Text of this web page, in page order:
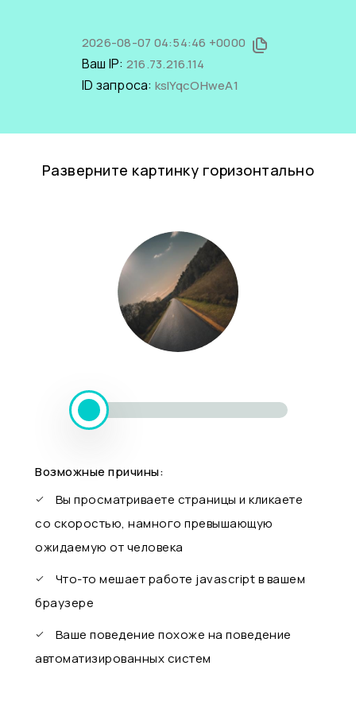
2026-08-07 04:54:46 +0000
Ваш IP: 216.73.216.114
ID запроса: ksIYqcOHweA1
Разверните картинку горизонтально
Возможные причины:
Вы просматриваете страницы и кликаете
со скоростью, намного превышающую
ожидаемую от человека
Что-то мешает работе javascript в вашем
браузере
Ваше поведение похоже на поведение
автоматизированных систем